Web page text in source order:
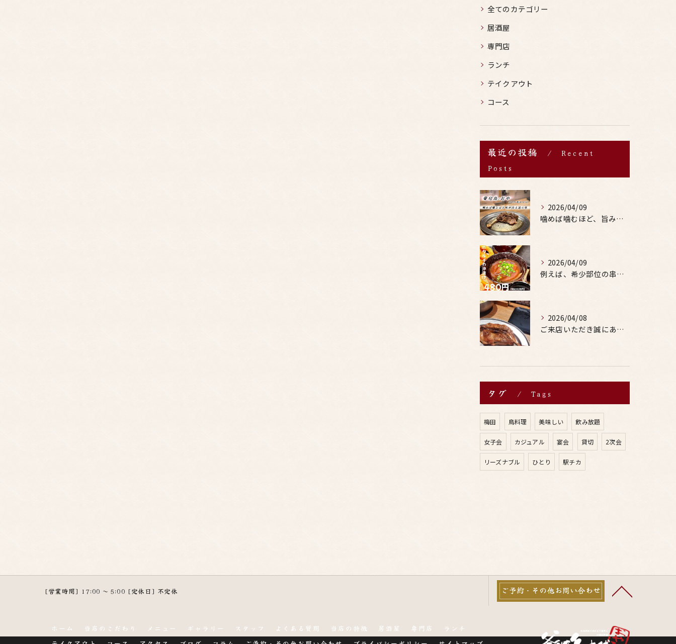
全てのカテゴリー
居酒屋
専門店
ランチ
テイクアウト
コース
最近の投稿
Recent
Posts
2026/04/09
噛めば噛むほど、旨みがあふれる。
2026/04/09
例えば、希少部位の串を試したり、季節限定の地酒を味わったりす...
2026/04/08
ご来店いただき誠にありがとうございます。
タグ Tags
梅田 鳥料理 美味しい 飲み放題
女子会 カジュアル 宴会 貸切 2次会
リーズナブル ひとり 駅チカ
[営業時間] 17:00 ～ 5:00 [定休日] 不定休 ご予約・その他お問い合わせ
ホーム 当店のこだわり メニュー ギャラリー スタッフ よくある質問 当店の特徴 居酒屋 専門店
ランチ